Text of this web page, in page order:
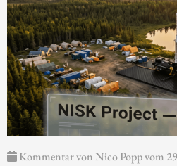
Kommentar von Nico Popp vom